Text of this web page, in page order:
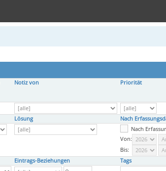
Notiz von Priorität
Lösung Nach
Nach
Von:
Bis:
Eintrags-Beziehungen Tags